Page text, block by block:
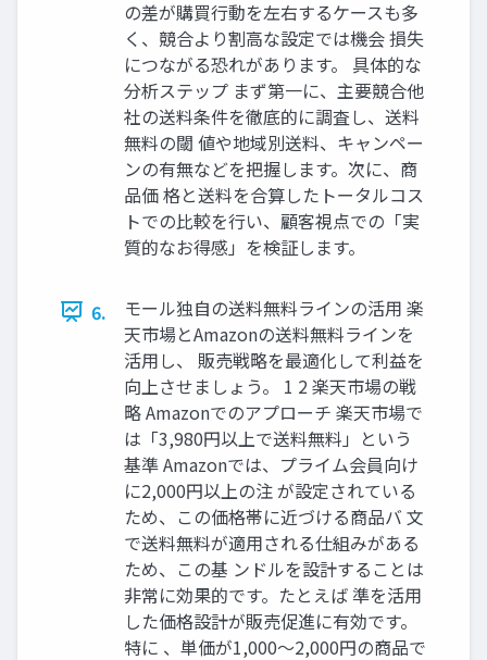
の差が購買行動を左右するケースも多
く、競合より割高な設定では機会 損失
につながる恐れがあります。 具体的な
分析ステップ まず第一に、主要競合他
社の送料条件を徹底的に調査し、送料
無料の閾 値や地域別送料、キャンペー
ンの有無などを把握します。次に、商
品価 格と送料を合算したトータルコス
トでの比較を行い、顧客視点での「実
質的なお得感」を検証します。
6.
モール独自の送料無料ラインの活用 楽
天市場とAmazonの送料無料ラインを
活用し、 販売戦略を最適化して利益を
向上させましょう。 1 2 楽天市場の戦
略 Amazonでのアプローチ 楽天市場で
は「3,980円以上で送料無料」という
基準 Amazonでは、プライム会員向け
に2,000円以上の注 が設定されている
ため、この価格帯に近づける商品バ 文
で送料無料が適用される仕組みがある
ため、この基 ンドルを設計することは
非常に効果的です。たとえば 準を活用
した価格設計が販売促進に有効です。
特に 、単価が1,000〜2,000円の商品で